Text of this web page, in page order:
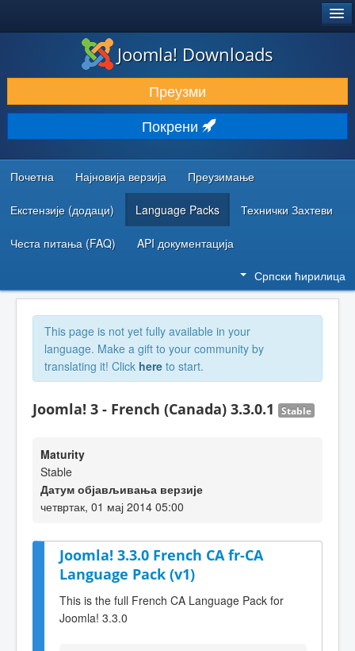
ПРЕУЗИМАЊЕ И ПРОШИРЕЊА (ЕКСТЕНЗИЈЕ)
ОТКРИЈТЕ И НАУЧИТЕ
ЗАЈЕДНИЦА И ПОДРШКА
РЕСУРСИ ЗА РАЗВОЈ
Joomla! Downloads
Преузми
Покрени
Почетна Најновија верзија Преузимање
Екстензије (додаци) Language Packs Технички Захтеви
Честа питања (FAQ) API документација
Српски ћирилица
This page is not yet fully available in your
language. Make a gift to your community by
translating it! Click here to start.
Joomla! 3 - French (Canada) 3.3.0.1 Stable
Maturity
Stable
Датум објављивања верзије
четвртак, 01 мај 2014 05:00
Joomla! 3.3.0 French CA fr-CA
Language Pack (v1)
This is the full French CA Language Pack for
Joomla! 3.3.0